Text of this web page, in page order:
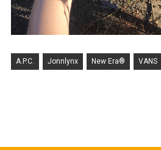
A.P.C. Jonnlynx New Era® VANS